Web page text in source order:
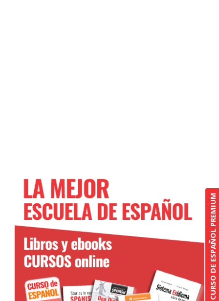
CURSO DE ESPAÑOL PREMIUM